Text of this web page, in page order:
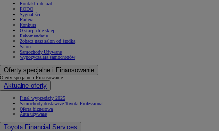
Kontakt i dojazd
RODO
Sygnaliści
Kariera
Konkurs
O stacji dilerskiej
Rekomendacje
Zobacz nasz salon od środka
Salon
Samochody Używane
Wypożyczalnia samochodów
Oferty specjalne i Finansowanie
Oferty specjalne i Finansowanie
Aktualne oferty
Finał wyprzedaży 2025
Samochody dostawcze Toyota Professional
Oferta biznesowa
Auta używane
Toyota Financial Services